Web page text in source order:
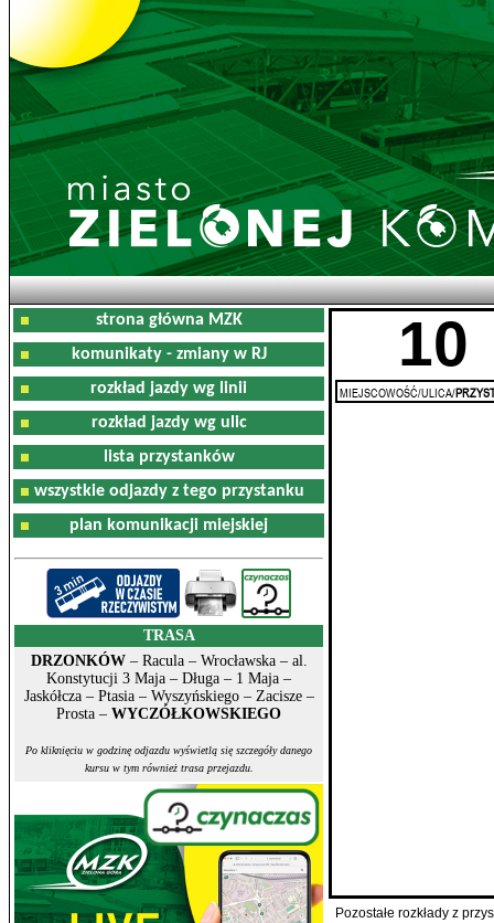
strona główna MZK
komunikaty - zmiany w RJ
rozkład jazdy wg linii
rozkład jazdy wg ulic
lista przystanków
wszystkie odjazdy z tego przystanku
plan komunikacji miejskiej
TRASA
DRZONKÓW– Racula – Wrocławska – al.
Konstytucji 3 Maja – Długa – 1 Maja –
Jaskółcza – Ptasia – Wyszyńskiego – Zacisze –
Prosta – WYCZÓŁKOWSKIEGO
Po kliknięciu w godzinę odjazdu wyświetlą się szczegóły danego
kursu w tym również trasa przejazdu.
10
MIEJSCOWOŚĆ/ULICA/
Pozostałe rozkłady z